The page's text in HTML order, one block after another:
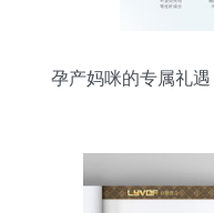
孕产妈咪的专属礼